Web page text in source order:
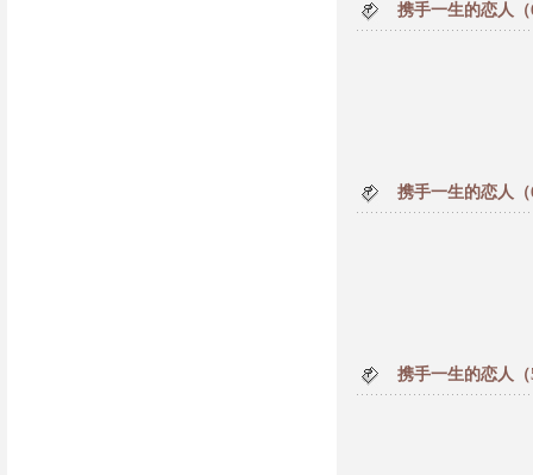
携手一生的恋人（
携手一生的恋人（
携手一生的恋人（